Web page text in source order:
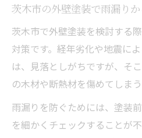
外壁塗装と防水工事
定期的な外壁塗装が
理由
外壁塗装の定期点検
外壁塗装のタイミ
茨木市の外壁塗装で雨漏り
茨木市で外壁塗装を検討する
対策です。経年劣化や地震に
は、見落としがちですが、そ
の木材や断熱材を傷めてしまう
雨漏りを防ぐためには、塗装
を細かくチェックすることが